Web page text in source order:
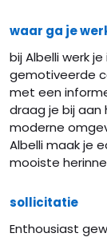
waar ga je
bij Albelli werk
gemotiveerde
met een
draag je bij aan
moderne
Albelli maak je
mooiste
sollicitatie
Enthousiast